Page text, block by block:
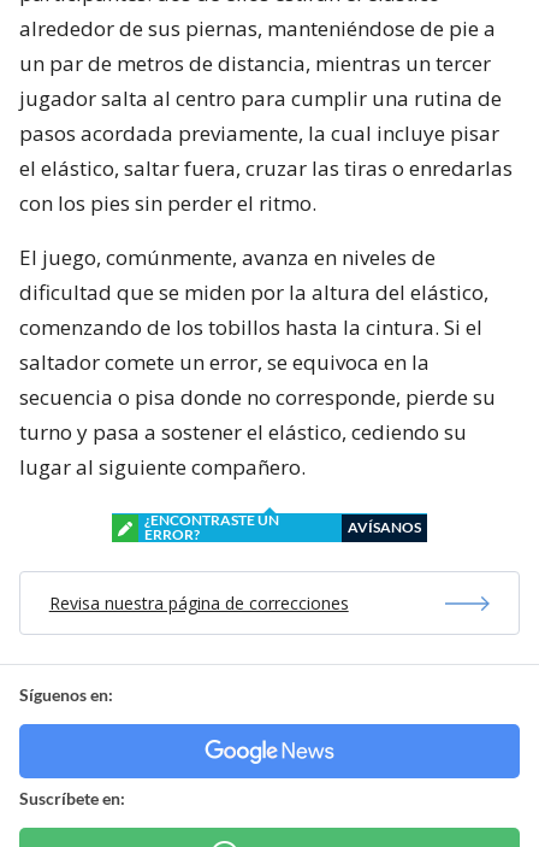
alrededor de sus piernas, manteniéndose de pie a
un par de metros de distancia, mientras un tercer
jugador salta al centro para cumplir una rutina de
pasos acordada previamente, la cual incluye pisar
el elástico, saltar fuera, cruzar las tiras o enredarlas
con los pies sin perder el ritmo.
El juego, comúnmente, avanza en niveles de
dificultad que se miden por la altura del elástico,
comenzando de los tobillos hasta la cintura. Si el
saltador comete un error, se equivoca en la
secuencia o pisa donde no corresponde, pierde su
turno y pasa a sostener el elástico, cediendo su
lugar al siguiente compañero.
¿ENCONTRASTE UN
ERROR?
AVÍSANOS
Revisa nuestra página de correcciones
Síguenos en:
Suscríbete en: